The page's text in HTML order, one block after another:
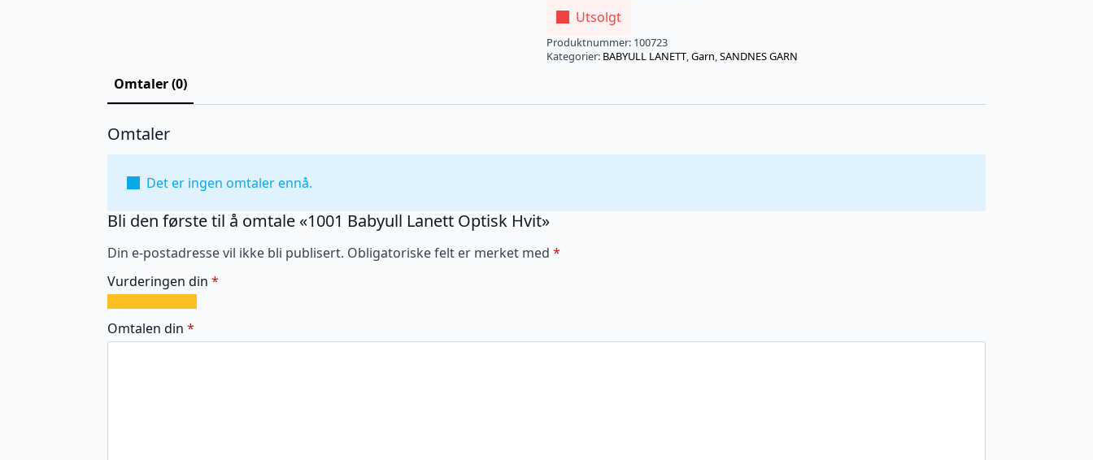
Utsolgt
Produktnummer: 100723
Kategorier: BABYULL LANETT,Garn,SANDNES GARN
Omtaler (0)
Omtaler
Det er ingen omtaler ennå.
Bli den første til å omtale «1001 Babyull Lanett Optisk Hvit»
Din e-postadresse vil ikke bli publisert. Obligatoriske felt er merket med *
Vurderingen din *
av
5
av
5
av
5
av
5
av
5
Omtalen din *